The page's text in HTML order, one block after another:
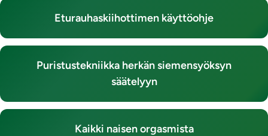
Eturauhaskiihottimen käyttöohje
Puristustekniikka herkän siemensyöksyn
säätelyyn
Kaikki naisen orgasmista